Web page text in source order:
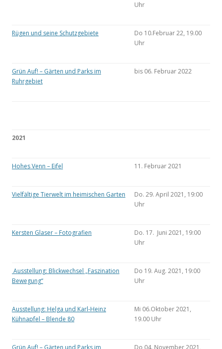
Uhr
Rügen und seine Schutzgebiete
Do 10.Februar 22, 19.00
Uhr
Grün Auf! – Gärten und Parks im
Ruhrgebiet
bis 06. Februar 2022
2021
Hohes Venn – Eifel 11. Februar 2021
Vielfältige Tierwelt im heimischen Garten
Do. 29. April 2021, 19:00
Uhr
Kersten Glaser – Fotografien
Do. 17. Juni 2021, 19:00
Uhr
Ausstellung: Blickwechsel „Faszination
Bewegung“
Do 19. Aug. 2021, 19:00
Uhr
Ausstellung: Helga und Karl-Heinz
Kühnapfel – Blende 80
Mi 06.Oktober 2021,
19.00 Uhr
Grün Auf! – Gärten und Parks im
Do 04. November 2021,